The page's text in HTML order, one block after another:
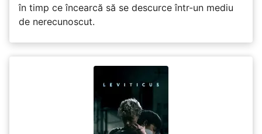
în timp ce încearcă să se descurce într-un mediu
de nerecunoscut.